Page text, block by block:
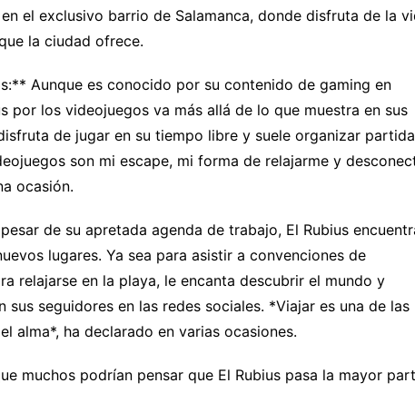
el exclusivo barrio de Salamanca, donde disfruta de la
la ciudad ofrece.
Aunque es conocido por su contenido de gaming en
por los videojuegos va más allá de lo que muestra en sus
de jugar en su tiempo libre y suele organizar
son mi escape, mi forma de relajarme y
ocasión.
de su apretada agenda de trabajo, El Rubius
lugares. Ya sea para asistir a convenciones de
relajarse en la playa, le encanta descubrir el mundo y
seguidores en las redes sociales. *Viajar es una de las
alma*, ha declarado en varias ocasiones.
muchos podrían pensar que El Rubius pasa la mayor